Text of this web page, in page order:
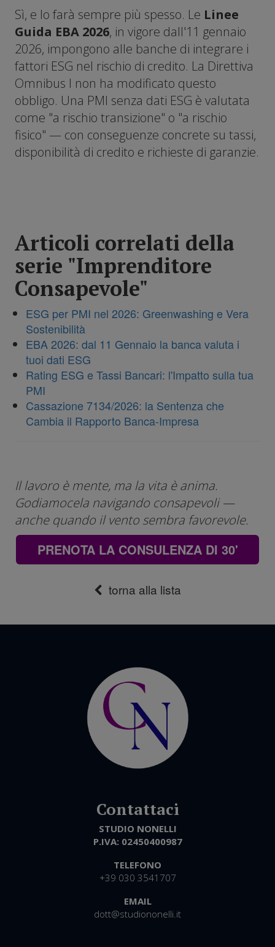
Sì, e lo farà sempre più spesso. Le Linee
Guida EBA 2026, in vigore dall'11 gennaio
2026, impongono alle banche di integrare i
fattori ESG nel rischio di credito. La Direttiva
Omnibus I non ha modificato questo
obbligo. Una PMI senza dati ESG è valutata
come "a rischio transizione" o "a rischio
fisico" — con conseguenze concrete su tassi,
disponibilità di credito e richieste di garanzie.
Articoli correlati della
serie "Imprenditore
Consapevole"
ESG per PMI nel 2026: Greenwashing e Vera
Sostenibilità
EBA 2026: dal 11 Gennaio la banca valuta i
tuoi dati ESG
Rating ESG e Tassi Bancari: l'Impatto sulla tua
PMI
Cassazione 7134/2026: la Sentenza che
Cambia il Rapporto Banca-Impresa
Il lavoro è mente, ma la vita è anima.
Godiamocela navigando consapevoli —
anche quando il vento sembra favorevole.
PRENOTA LA CONSULENZA DI 30'
torna alla lista
STUDIO NONELLI
P.IVA: 02450400987
TELEFONO
+39 030 3541707
EMAIL
dott@studiononelli.it